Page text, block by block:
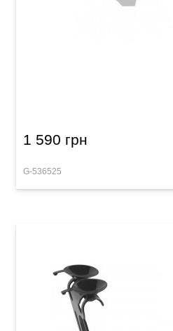
1 590 грн
G-536525